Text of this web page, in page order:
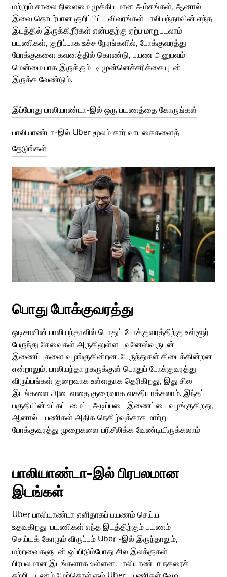
மற்றும் சாலை நிலைமை முக்கியமான அம்சங்கள், ஆனால்
இவை தொடர்பான குறிப்பிட்ட விவரங்கள் பாலியந்தாவின் எந்த
இடத்தில் இருக்கிறீர்கள் என்பதற்கு ஏற்ப மாறுபடலாம்.
பயணிகள், குறிப்பாக உச்ச நேரங்களில், போக்குவரத்து
போக்குகளை கவனத்தில் கொண்டு, பயண அனுபவம்
மென்மையாக இருக்கும்படி முன்னெச்சரிக்கையுடன்
இருக்க வேண்டும்.
இப்போது பாலியாண்டா-இல் ஒரு பயணத்தை கோருங்கள்
பாலியாண்டா-இல் Uber மூலம் கார் வாடகைகளைத்
தேடுங்கள்
பொது போக்குவரத்து
ஒடிசாவின் பாலியந்தாவில் பொதுப் போக்குவரத்திற்கு உள்ளூர்
பேருந்து சேவைகள் அருகிலுள்ள புவனேஸ்வருடன்
இணைப்புகளை வழங்குகின்றன. பேருந்துகள் கிடைக்கின்றன
என்றாலும், பாலியந்தா நகருக்குள் பொதுப் போக்குவரத்து
விருப்பங்கள் குறைவாக உள்ளதாக தெரிகிறது, இது சில
இடங்களை அடைவதை குறைவாக வசதியாக்கலாம். இந்தப்
பகுதியின் உட்கட்டமைப்பு அடிப்படை இணைப்பை வழங்குகிறது,
ஆனால் பயணிகள் அதிக நெகிழ்வுக்காக மாற்று
போக்குவரத்து முறைகளை பரிசீலிக்க வேண்டியிருக்கலாம்.
பாலியாண்டா-இல் பிரபலமான
இடங்கள்
Uber பாலியாண்டா எளிதாகப் பயணம் செய்ய
உதவுகிறது. பயணிகள் எந்த இடத்திற்கும் பயணம்
செய்யக் கோரும் விருப்பம் Uber -இல் இருந்தாலும்,
மற்றவைகளுடன் ஒப்பிடும்போது சில இலக்குகள்
பிரபலமான இடங்களாக உள்ளன. பாலியாண்டா நகரைச்